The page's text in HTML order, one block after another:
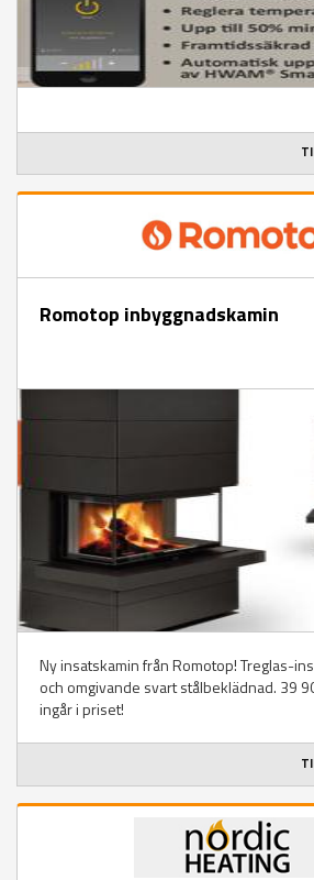
Romotop inbyggnadskamin
Ny insatskamin från Romotop! Treglas-
och omgivande svart stålbeklädnad. 39
ingår i priset!